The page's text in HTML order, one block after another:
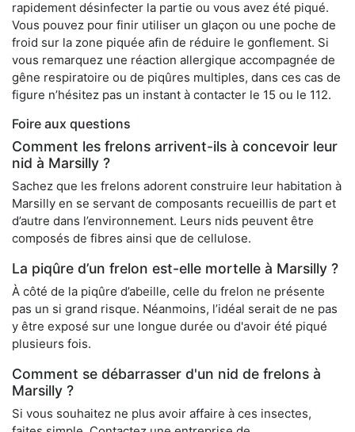
rapidement désinfecter la partie ou vous avez été piqué.
Vous pouvez pour finir utiliser un glaçon ou une poche de
froid sur la zone piquée afin de réduire le gonflement. Si
vous remarquez une réaction allergique accompagnée de
gêne respiratoire ou de piqûres multiples, dans ces cas de
figure n’hésitez pas un instant à contacter le 15 ou le 112.
Foire aux questions
Comment les frelons arrivent-ils à concevoir leur
nid à Marsilly ?
Sachez que les frelons adorent construire leur habitation à
Marsilly en se servant de composants recueillis de part et
d’autre dans l’environnement. Leurs nids peuvent être
composés de fibres ainsi que de cellulose.
La piqûre d’un frelon est-elle mortelle à Marsilly ?
À côté de la piqûre d’abeille, celle du frelon ne présente
pas un si grand risque. Néanmoins, l’idéal serait de ne pas
y être exposé sur une longue durée ou d'avoir été piqué
plusieurs fois.
Comment se débarrasser d'un nid de frelons à
Marsilly ?
Si vous souhaitez ne plus avoir affaire à ces insectes,